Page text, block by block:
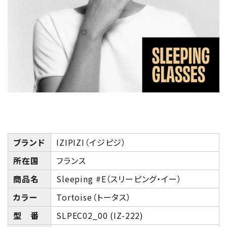
ブランド
IZIPIZI（イジピジ）
所在国
フランス
商品名
Sleeping #E（スリーピング・イー）
カラー
Tortoise（トータス）
型 番
SLPEC02_00 (IZ-222)